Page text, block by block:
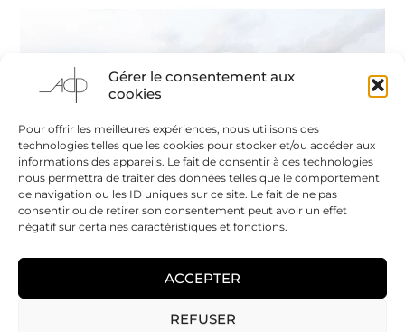
Gérer le consentement aux
cookies
Pour offrir les meilleures expériences, nous utilisons des
technologies telles que les cookies pour stocker et/ou accéder aux
informations des appareils. Le fait de consentir à ces technologies
nous permettra de traiter des données telles que le comportement
de navigation ou les ID uniques sur ce site. Le fait de ne pas
consentir ou de retirer son consentement peut avoir un effet
négatif sur certaines caractéristiques et fonctions.
ACCEPTER
REFUSER